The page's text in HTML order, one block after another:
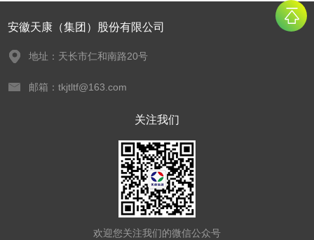
安徽天康（集团）股份有限公司
地址：天长市仁和南路20号
邮箱：tkjtltf@163.com
关注我们
欢迎您关注我们的微信公众号